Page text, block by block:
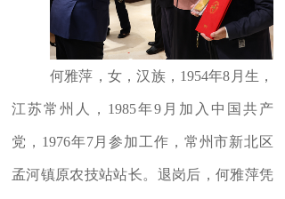
按钮文本
何雅萍，女，汉族， 1954年8 月生，
江苏常州人， 1985年9 月加入中国共产
党， 1976年7月参加工作，常州市新北区
孟河镇原农技站站长。退岗后，何雅萍凭